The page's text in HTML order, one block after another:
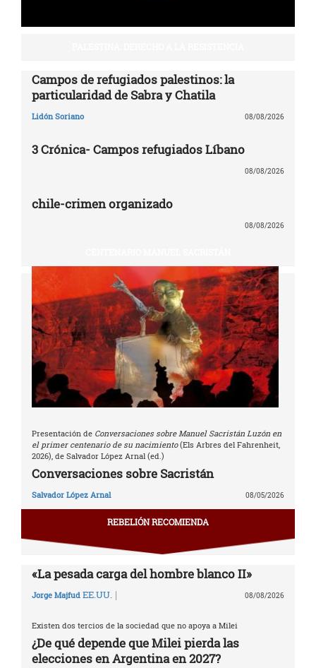
Campos de refugiados palestinos: la
particularidad de Sabra y Chatila
Lidón Soriano 08/08/2026
3 Crónica- Campos refugiados Líbano
08/08/2026
chile-crimen organizado
08/08/2026
Presentación de Conversaciones sobre Manuel Sacristán Luzón en
el primer centenario de su nacimiento(Els Arbres del Fahrenheit,
2026), de Salvador López Arnal (ed.)
Conversaciones sobre Sacristán
Salvador López Arnal 08/05/2026
REBELIÓN RECOMIENDA
«La pesada carga del hombre blanco II»
Jorge Majfud EE.UU. | 08/08/2026
Existen dos tercios de la sociedad que no apoya a Milei
¿De qué depende que Milei pierda las
elecciones en Argentina en 2027?